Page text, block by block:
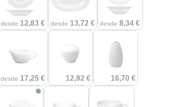
desde 12,83 € desde 13,72 € desde8,34 €
desde17,25 € 12,92 € 16,70 €